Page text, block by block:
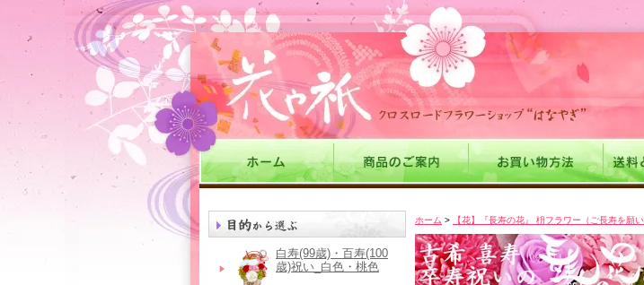
白寿(99歳)・百寿(100
歳)祝い_白色・桃色
ホーム > 【花】『長寿の花』 枡フラワー（ご長寿を願い